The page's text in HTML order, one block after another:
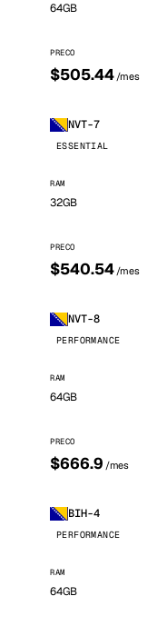
64GB
PRECO
$505.44 /mes
NVT-7
ESSENTIAL
RAM
32GB
PRECO
$540.54 /mes
NVT-8
PERFORMANCE
RAM
64GB
PRECO
$666.9 /mes
BIH-4
PERFORMANCE
RAM
64GB